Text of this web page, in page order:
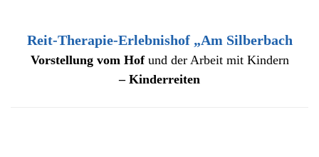
Reit-Therapie-Erlebnishof „Am Silberbach
Vorstellung vom Hofund der Arbeit mit Kindern
– Kinderreiten